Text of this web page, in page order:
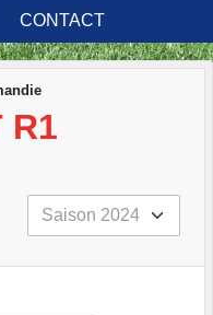
CONTACT
R1